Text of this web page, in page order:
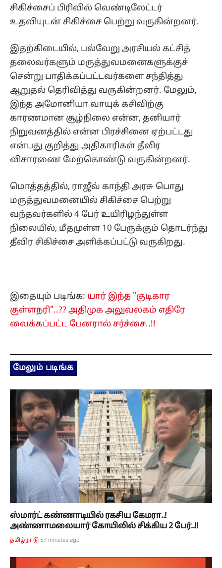
சிகிச்சைப் பிரிவில் வெண்டிலேட்டர்
உதவியுடன் சிகிச்சை பெற்று வருகின்றனர்.
இதற்கிடையில், பல்வேறு அரசியல் கட்சித்
தலைவர்களும் மருத்துவமனைகளுக்குச்
சென்று பாதிக்கப்பட்டவர்களை சந்தித்து
ஆறுதல் தெரிவித்து வருகின்றனர். மேலும்,
இந்த அமோனியா வாயுக் கசிவிற்கு
காரணமான சூழ்நிலை என்ன, தனியார்
நிறுவனத்தில் என்ன பிரச்சினை ஏற்பட்டது
என்பது குறித்து அதிகாரிகள் தீவிர
விசாரணை மேற்கொண்டு வருகின்றனர்.
மொத்தத்தில், ராஜீவ் காந்தி அரசு பொது
மருத்துவமனையில் சிகிச்சை பெற்று
வந்தவர்களில் 4 பேர் உயிரிழந்துள்ள
நிலையில், மீதமுள்ள 10 பேருக்கும் தொடர்ந்து
தீவிர சிகிச்சை அளிக்கப்பட்டு வருகிறது.
இதையும் படிங்க: யார் இந்த "குடிகார
குள்ளநரி"..?? அதிமுக அலுவலகம் எதிரே
வைக்கப்பட்ட பேனரால் சர்ச்சை..!!
மேலும் படிங்க
ஸ்மார்ட் கண்ணாடியில் ரகசிய கேமரா..!
அண்ணாமலையார் கோயிலில் சிக்கிய 2 பேர்..!!
தமிழ்நாடு 57 minutes ago